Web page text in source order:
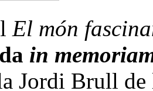
El món
in
Jordi Brull de